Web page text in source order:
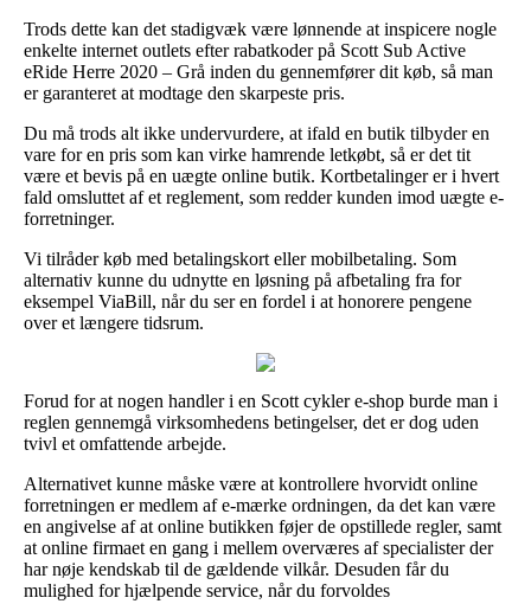
Trods dette kan det stadigvæk være lønnende at inspicere nogle
enkelte internet outlets efter rabatkoder på Scott Sub Active
eRide Herre 2020 – Grå inden du gennemfører dit køb, så man
er garanteret at modtage den skarpeste pris.
Du må trods alt ikke undervurdere, at ifald en butik tilbyder en
vare for en pris som kan virke hamrende letkøbt, så er det tit
være et bevis på en uægte online butik. Kortbetalinger er i hvert
fald omsluttet af et reglement, som redder kunden imod uægte e-
forretninger.
Vi tilråder køb med betalingskort eller mobilbetaling. Som
alternativ kunne du udnytte en løsning på afbetaling fra for
eksempel ViaBill, når du ser en fordel i at honorere pengene
over et længere tidsrum.
Forud for at nogen handler i en Scott cykler e-shop burde man i
reglen gennemgå virksomhedens betingelser, det er dog uden
tvivl et omfattende arbejde.
Alternativet kunne måske være at kontrollere hvorvidt online
forretningen er medlem af e-mærke ordningen, da det kan være
en angivelse af at online butikken føjer de opstillede regler, samt
at online firmaet en gang i mellem overværes af specialister der
har nøje kendskab til de gældende vilkår. Desuden får du
mulighed for hjælpende service, når du forvoldes